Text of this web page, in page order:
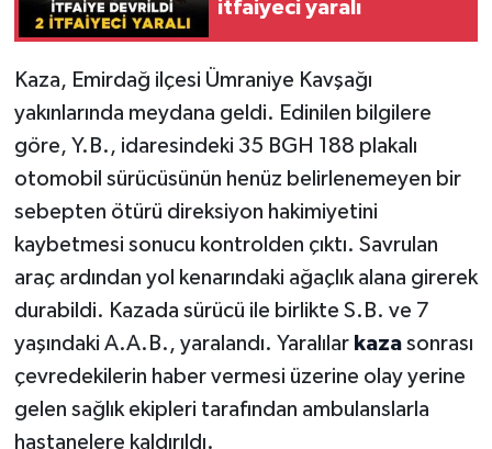
itfaiyeci yaralı
Kaza, Emirdağ ilçesi Ümraniye Kavşağı
yakınlarında meydana geldi. Edinilen bilgilere
göre, Y.B., idaresindeki 35 BGH 188 plakalı
otomobil sürücüsünün henüz belirlenemeyen bir
sebepten ötürü direksiyon hakimiyetini
kaybetmesi sonucu kontrolden çıktı. Savrulan
araç ardından yol kenarındaki ağaçlık alana girerek
durabildi. Kazada sürücü ile birlikte S.B. ve 7
yaşındaki A.A.B., yaralandı. Yaralılar kaza sonrası
çevredekilerin haber vermesi üzerine olay yerine
gelen sağlık ekipleri tarafından ambulanslarla
hastanelere kaldırıldı.